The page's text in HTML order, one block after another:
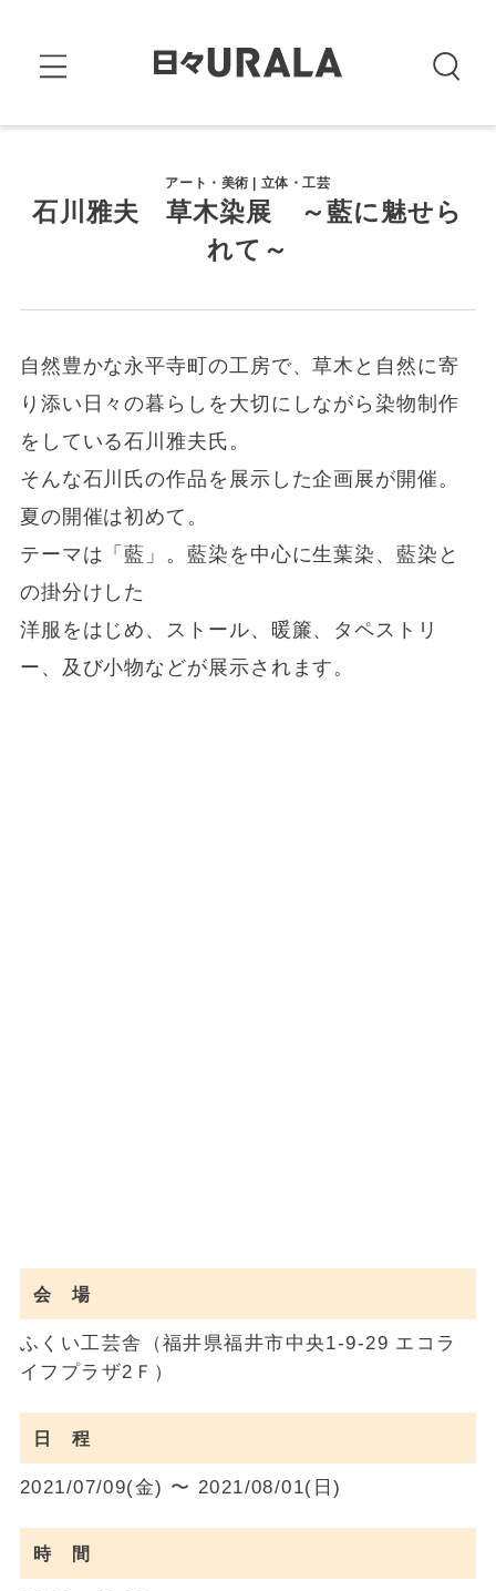
アート・美術 | 立体・工芸
石川雅夫 草木染展 ～藍に魅せら
れて～
自然豊かな永平寺町の工房で、草木と自然に寄
り添い日々の暮らしを大切にしながら染物制作
をしている石川雅夫氏。
そんな石川氏の作品を展示した企画展が開催。
夏の開催は初めて。
テーマは「藍」。藍染を中心に生葉染、藍染と
の掛分けした
洋服をはじめ、ストール、暖簾、タペストリ
ー、及び小物などが展示されます。
会 場
ふくい工芸舎（福井県福井市中央1-9-29 エコラ
イフプラザ2Ｆ）
日 程
2021/07/09(金) 〜 2021/08/01(日)
時 間